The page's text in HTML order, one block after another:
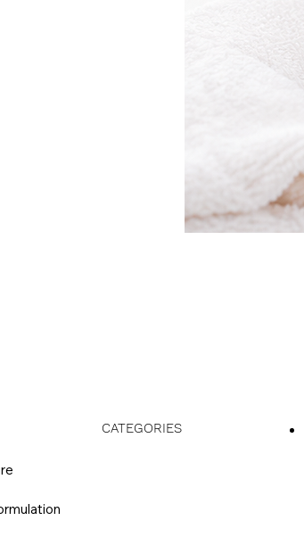
CATEGORIES